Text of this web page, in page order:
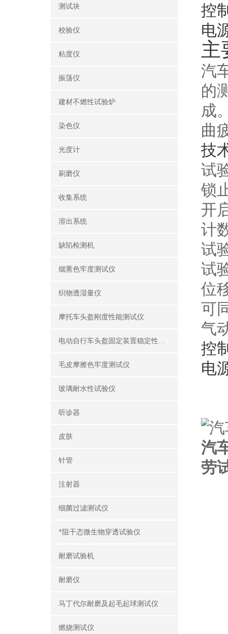
测试块
校验仪
粘度仪
振荡仪
建材不燃性试验炉
染色仪
光度计
刷磨仪
收集系统
溶出系统
缺陷检测机
烟熏色牢度测试仪
织物透湿量仪
摩托车头盔刚度性能测试仪
电动自行车头盔固定装置稳定性测试仪
毛皮摩擦色牢度测试仪
玻璃耐水性试验仪
听诊器
皮肤
针管
注射器
细菌过滤测试仪
*阻干态微生物穿透试验仪
耐磨试验机
耐磨仪
马丁代尔耐磨及起毛起球测试仪
燃烧测试仪
控
电
主
汽
的
成
曲
技
试
锁
开
计
试
试
位
可
气
控
电
汽
劳